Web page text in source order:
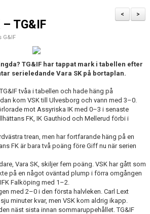
>
<
– TG&IF
G&IF
TG&IF har tappat mark i tabellen efter
serieledande Vara SK på bortaplan.
tvåa i tabellen och hade häng på
kom VSK till Ulvesborg och vann med 3–0.
mot Assyriska IK med 0–3 i senaste
FK, IK Gauthiod och Mellerud förbi i
trean, men har fortfarande häng på en
FK är bara två poäng före Giff nu när serien
Vara SK, skiljer fem poäng. VSK har gått som
på en något oväntad plump i förra omgången
Falköping med 1–2.
med 2–0 i den första halvleken. Carl Lext
minuter kvar, men VSK kom aldrig ikapp.
näst sista innan sommaruppehållet. TG&IF